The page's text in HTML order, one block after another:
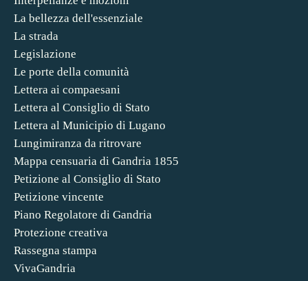
La bellezza dell'essenziale
La strada
Legislazione
Le porte della comunità
Lettera ai compaesani
Lettera al Consiglio di Stato
Lettera al Municipio di Lugano
Lungimiranza da ritrovare
Mappa censuaria di Gandria 1855
Petizione al Consiglio di Stato
Petizione vincente
Piano Regolatore di Gandria
Protezione creativa
Rassegna stampa
VivaGandria